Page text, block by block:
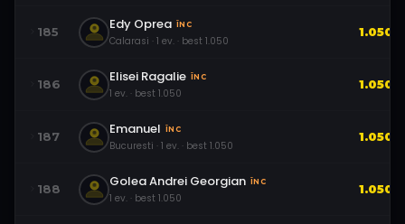
185 Edy Oprea ÎNC
Calarasi · 1 ev. · best 1.050
1.050
186 Elisei Ragalie ÎNC
1 ev. · best 1.050
1.050
187 Emanuel ÎNC
Bucuresti · 1 ev. · best 1.050
1.050
188 Golea Andrei Georgian ÎNC
1 ev. · best 1.050
1.050